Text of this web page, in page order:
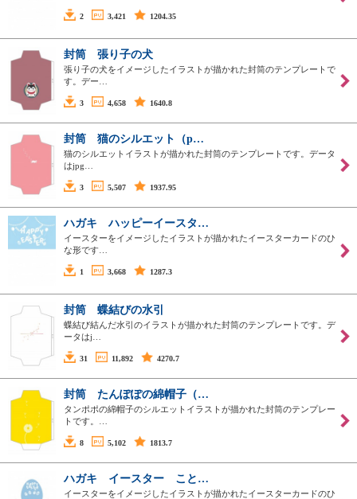
2 3,421 1204.35
封筒 張り子の犬
張り子の犬をイメージしたイラストが描かれた封筒のテンプレートで
す。デー…
3 4,658 1640.8
封筒 猫のシルエット（p…
猫のシルエットイラストが描かれた封筒のテンプレートです。データ
はjpg…
3 5,507 1937.95
ハガキ ハッピーイースタ…
イースターをイメージしたイラストが描かれたイースターカードのひ
な形です…
1 3,668 1287.3
封筒 蝶結びの水引
蝶結び結んだ水引のイラストが描かれた封筒のテンプレートです。デ
ータはj…
31 11,892 4270.7
封筒 たんぽぽの綿帽子（…
タンポポの綿帽子のシルエットイラストが描かれた封筒のテンプレー
トです。…
8 5,102 1813.7
ハガキ イースター こと…
イースターをイメージしたイラストが描かれたイースターカードのひ